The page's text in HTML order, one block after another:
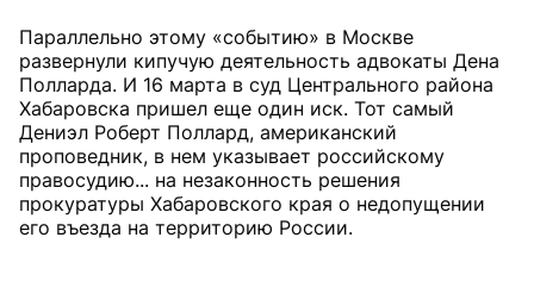
Параллельно этому «событию» в Москве
развернули кипучую деятельность адвокаты Дена
Полларда. И 16 марта в суд Центрального района
Хабаровска пришел еще один иск. Тот самый
Дениэл Роберт Поллард, американский
проповедник, в нем указывает российскому
правосудию... на незаконность решения
прокуратуры Хабаровского края о недопущении
его въезда на территорию России.